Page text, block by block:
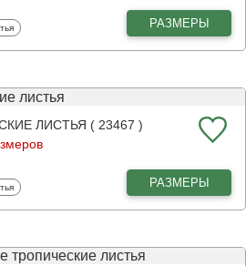
РАЗМЕРЫ
ЛИСТЬЯ ( 23467 )
РАЗМЕРЫ